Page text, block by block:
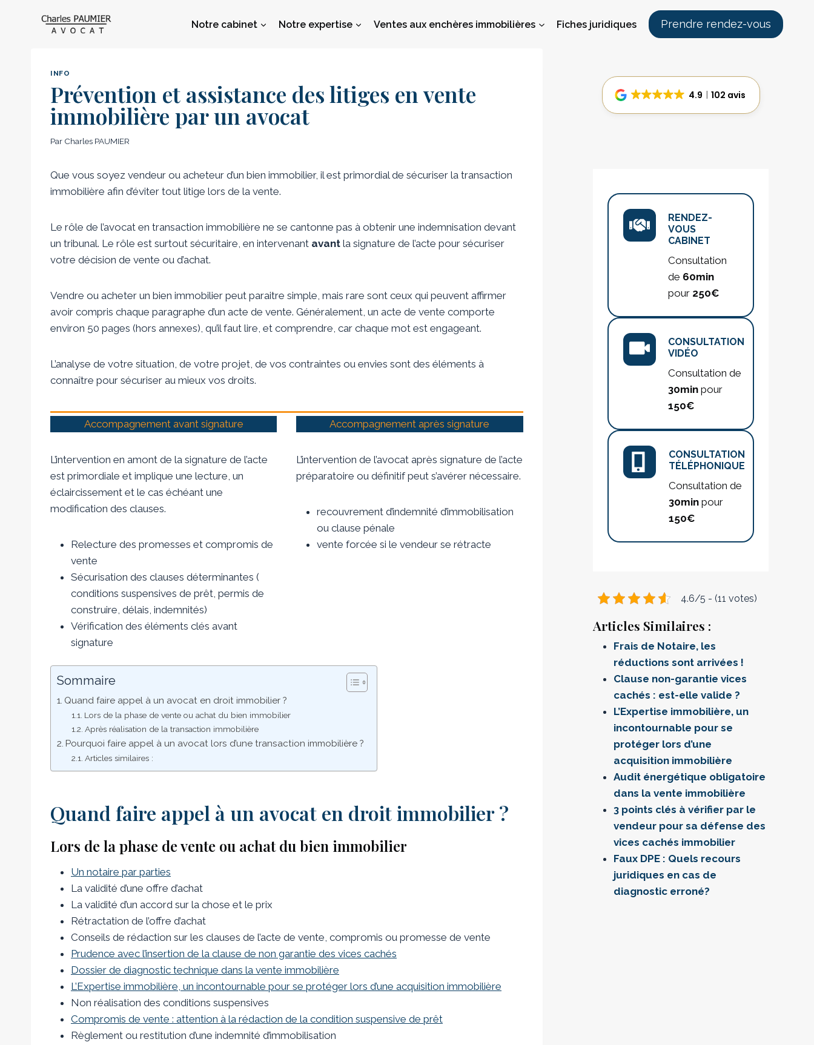
Notre cabinet Notre expertise Ventes aux enchères immobilières Fiches juridiques Prendre rendez-vous
INFO
Prévention et assistance des litiges en vente
immobilière par un avocat
Par Charles PAUMIER
Que vous soyez vendeur ou acheteur d’un bien immobilier, il est primordial de sécuriser la transaction
immobilière afin d’éviter tout litige lors de la vente.
Le rôle de l’avocat en transaction immobilière ne se cantonne pas à obtenir une indemnisation devant
un tribunal. Le rôle est surtout sécuritaire, en intervenant avant la signature de l’acte pour sécuriser
votre décision de vente ou d’achat.
Vendre ou acheter un bien immobilier peut paraitre simple, mais rare sont ceux qui peuvent affirmer
avoir compris chaque paragraphe d’un acte de vente. Généralement, un acte de vente comporte
environ 50 pages (hors annexes), qu’il faut lire, et comprendre, car chaque mot est engageant.
L’analyse de votre situation, de votre projet, de vos contraintes ou envies sont des éléments à
connaître pour sécuriser au mieux vos droits.
Accompagnement avant signature
L’intervention en amont de la signature de l’acte
est primordiale et implique une lecture, un
éclaircissement et le cas échéant une
modification des clauses.
Relecture des promesses et compromis de
vente
Sécurisation des clauses déterminantes (
conditions suspensives de prêt, permis de
construire, délais, indemnités)
Vérification des éléments clés avant
signature
Accompagnement après signature
L’intervention de l’avocat après signature de l’acte
préparatoire ou définitif peut s’avérer nécessaire.
recouvrement d’indemnité d’immobilisation
ou clause pénale
vente forcée si le vendeur se rétracte
Sommaire
Quand faire appel à un avocat en droit immobilier ?
Lors de la phase de vente ou achat du bien immobilier
Après réalisation de la transaction immobilière
Pourquoi faire appel à un avocat lors d’une transaction immobilière ?
Articles similaires :
Quand faire appel à un avocat en droit immobilier ?
Lors de la phase de vente ou achat du bien immobilier
Un notaire par parties
La validité d’une offre d’achat
La validité d’un accord sur la chose et le prix
Rétractation de l’offre d’achat
Conseils de rédaction sur les clauses de l’acte de vente, compromis ou promesse de vente
Prudence avec l’insertion de la clause de non garantie des vices cachés
Dossier de diagnostic technique dans la vente immobilière
L’Expertise immobilière, un incontournable pour se protéger lors d’une acquisition immobilière
Non réalisation des conditions suspensives
Compromis de vente : attention à la rédaction de la condition suspensive de prêt
Règlement ou restitution d’une indemnité d’immobilisation
4.9 102 avis
RENDEZ-
VOUS
CABINET
Consultation
de 60min
pour 250€
CONSULTATION
VIDÉO
Consultation de
30min pour
150€
CONSULTATION
TÉLÉPHONIQUE
Consultation de
30min pour
150€
4.6/5 - (11 votes)
Articles Similaires :
Frais de Notaire, les
réductions sont arrivées !
Clause non-garantie vices
cachés : est-elle valide ?
L’Expertise immobilière, un
incontournable pour se
protéger lors d’une
acquisition immobilière
Audit énergétique obligatoire
dans la vente immobilière
3 points clés à vérifier par le
vendeur pour sa défense des
vices cachés immobilier
Faux DPE : Quels recours
juridiques en cas de
diagnostic erroné?